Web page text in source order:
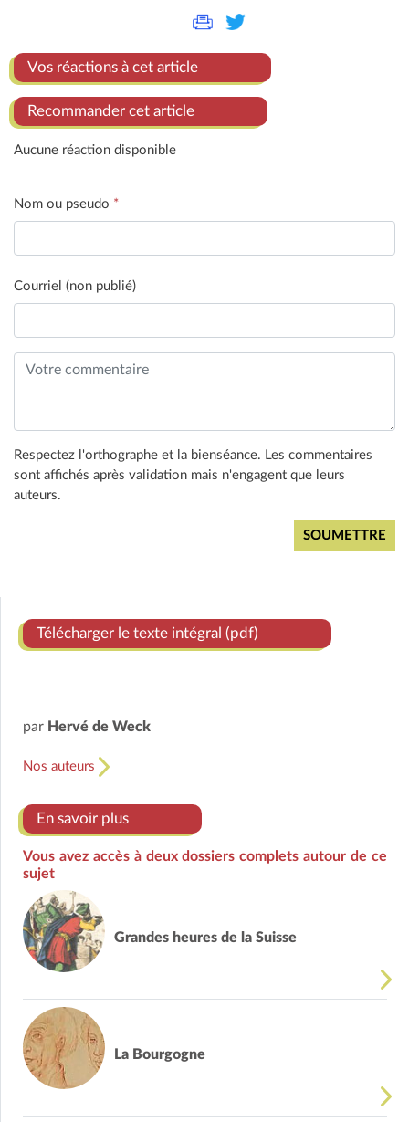
Vos réactions à cet article
Recommander cet article
Aucune réaction disponible
Nom ou pseudo *
Courriel (non publié)
Respectez l'orthographe et la bienséance. Les commentaires
sont affichés après validation mais n'engagent que leurs
auteurs.
Télécharger le texte intégral (pdf)
par Hervé de Weck
Nos auteurs
En savoir plus
Vous avez accès à deux dossiers complets autour de ce
sujet
Grandes heures de la Suisse
La Bourgogne